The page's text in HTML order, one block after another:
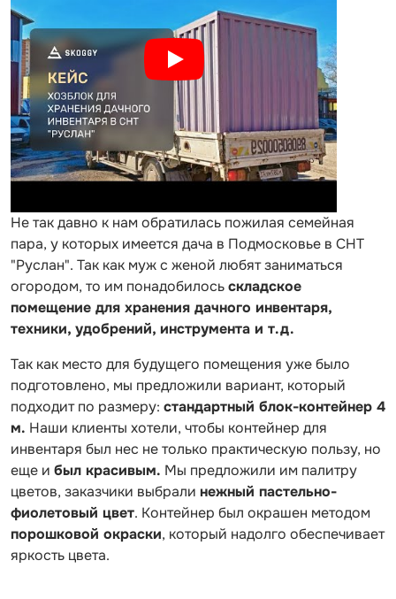
Не так давно к нам обратилась пожилая семейная
пара, у которых имеется дача в Подмосковье в СНТ
"Руслан". Так как муж с женой любят заниматься
огородом, то им понадобилосьскладское
помещение для хранения дачного инвентаря,
техники, удобрений, инструмента и т.д.
Так как место для будущего помещения уже было
подготовлено, мы предложили вариант, который
подходит по размеру: стандартный блок-контейнер 4
м. Наши клиенты хотели, чтобы контейнер для
инвентаря был нес не только практическую пользу, но
еще и был красивым. Мы предложили им палитру
цветов, заказчики выбрали нежный пастельно-
фиолетовый цвет. Контейнер был окрашен методом
порошковой окраски, который надолго обеспечивает
яркость цвета.